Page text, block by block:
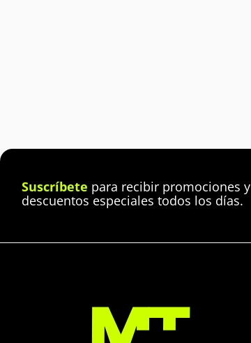
Suscríbete para recibir promociones y
descuentos especiales todos los días.